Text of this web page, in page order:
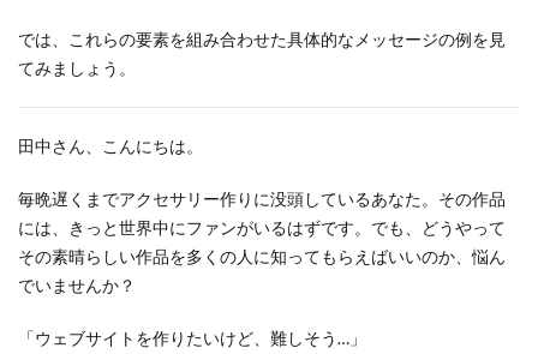
では、これらの要素を組み合わせた具体的なメッセージの例を見
てみましょう。
田中さん、こんにちは。
毎晩遅くまでアクセサリー作りに没頭しているあなた。その作品
には、きっと世界中にファンがいるはずです。でも、どうやって
その素晴らしい作品を多くの人に知ってもらえばいいのか、悩ん
でいませんか？
「ウェブサイトを作りたいけど、難しそう…」